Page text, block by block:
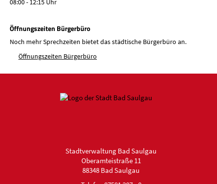
08:00 - 12:15 Uhr
Öffnungszeiten Bürgerbüro
Noch mehr Sprechzeiten bietet das städtische Bürgerbüro an.
Öffnungszeiten Bürgerbüro
Stadtverwaltung Bad Saulgau
Oberamteistraße 11
88348 Bad Saulgau